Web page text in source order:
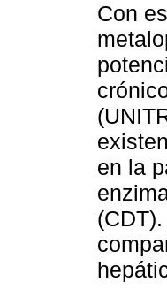
Con
en la